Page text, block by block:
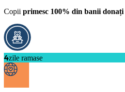
Copii primesc 100% din banii donați
4zile ramase